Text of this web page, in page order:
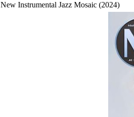
New Instrumental Jazz Mosaic (2024)